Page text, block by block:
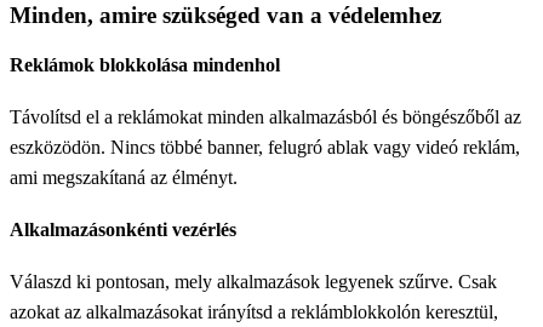
Minden, amire szükséged van a védelemhez
Reklámok blokkolása mindenhol
Távolítsd el a reklámokat minden alkalmazásból és böngészőből az
eszközödön. Nincs többé banner, felugró ablak vagy videó reklám,
ami megszakítaná az élményt.
Alkalmazásonkénti vezérlés
Válaszd ki pontosan, mely alkalmazások legyenek szűrve. Csak
azokat az alkalmazásokat irányítsd a reklámblokkolón keresztül,